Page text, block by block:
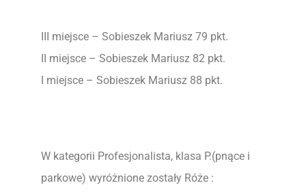
III miejsce – Sobieszek Mariusz 79 pkt.
II miejsce – Sobieszek Mariusz 82 pkt.
I miejsce – Sobieszek Mariusz 88 pkt.
W kategorii Profesjonalista, klasa P.(pnące i
parkowe) wyróżnione zostały Róże :